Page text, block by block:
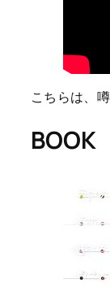
こちらは、
BOOK